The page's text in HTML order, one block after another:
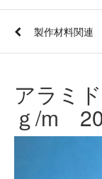
製作材料関連
アラミ
ｇ/m